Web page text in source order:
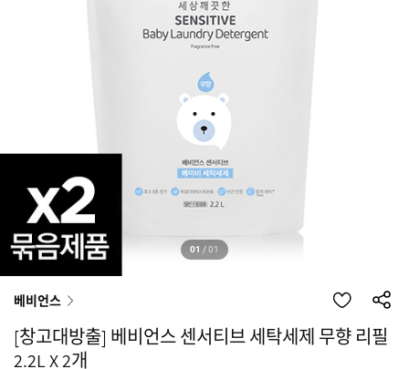
01 /01
베비언스
[창고대방출] 베비언스 센서티브 세탁세제 무향 리필
2.2L X 2개